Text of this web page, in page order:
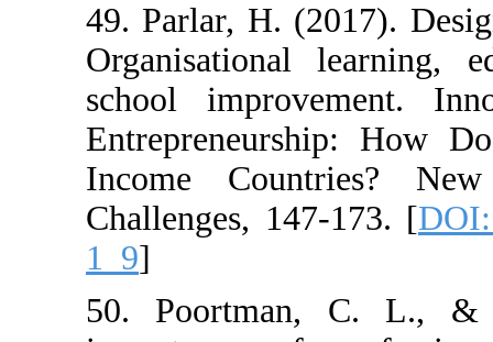
49. Parlar, H.
Organisational
school
Income
Challenges,
50.